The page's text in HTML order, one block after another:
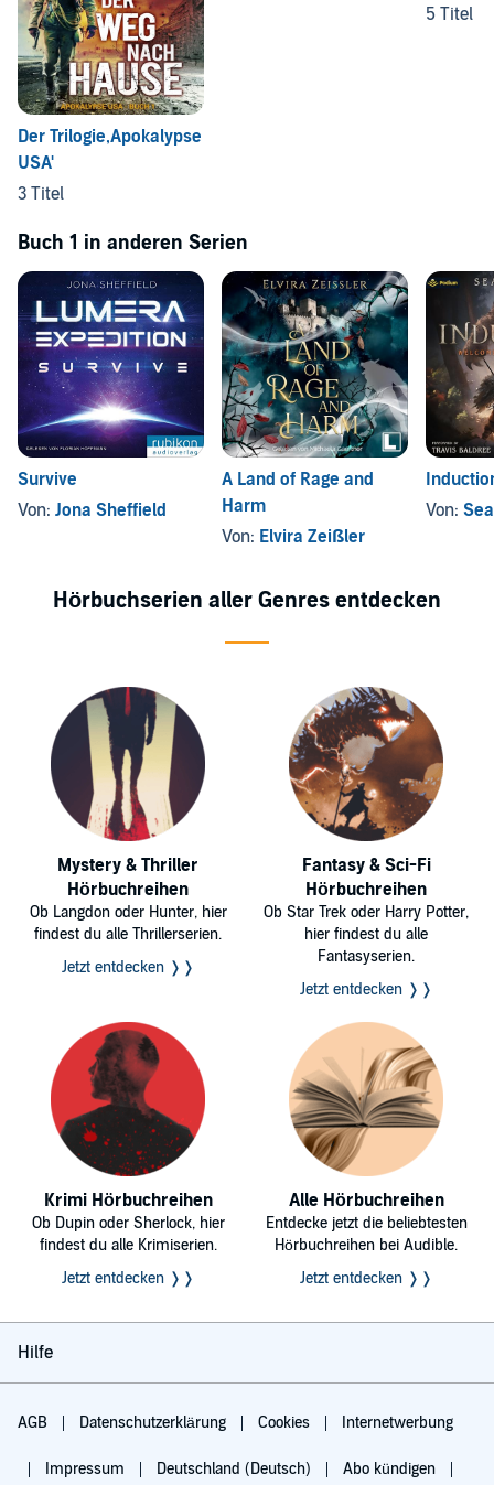
Der Trilogie,Apokalypse
USA'
3 Titel
5 Titel
Buch 1 in anderen Serien
Survive
Von: Jona Sheffield
A Land of Rage and
Harm
Von: Elvira Zeißler
Von:
Hörbuchserien aller Genres entdecken
Mystery & Thriller
Hörbuchreihen
Ob Langdon oder Hunter, hier
findest du alle Thrillerserien.
Jetzt entdecken ❭❭
Fantasy & Sci-Fi
Hörbuchreihen
Ob Star Trek oder Harry Potter,
hier findest du alle
Fantasyserien.
Jetzt entdecken ❭❭
Krimi Hörbuchreihen
Ob Dupin oder Sherlock, hier
findest du alle Krimiserien.
Jetzt entdecken ❭❭
Alle Hörbuchreihen
Entdecke jetzt die beliebtesten
Hörbuchreihen bei Audible.
Jetzt entdecken ❭❭
Hilfe
AGB Datenschutzerklärung Cookies Internetwerbung
Impressum Deutschland (Deutsch) Abo kündigen